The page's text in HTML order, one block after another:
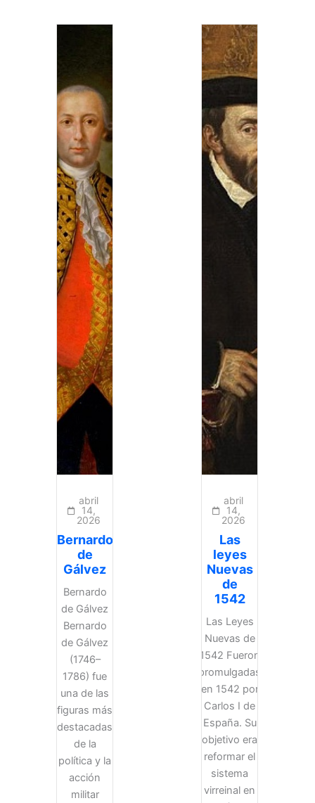
abril
14,
2026
Bernardo
de
Gálvez
Bernardo
de Gálvez
Bernardo
de Gálvez
(1746–
1786) fue
una de las
figuras más
destacadas
de la
política y la
acción
militar
abril
14,
2026
Las
leyes
Nuevas
de
1542
Las Leyes
Nuevas de
1542 Fueron
promulgadas
en 1542 por
Carlos I de
España. Su
objetivo era
reformar el
sistema
virreinal en